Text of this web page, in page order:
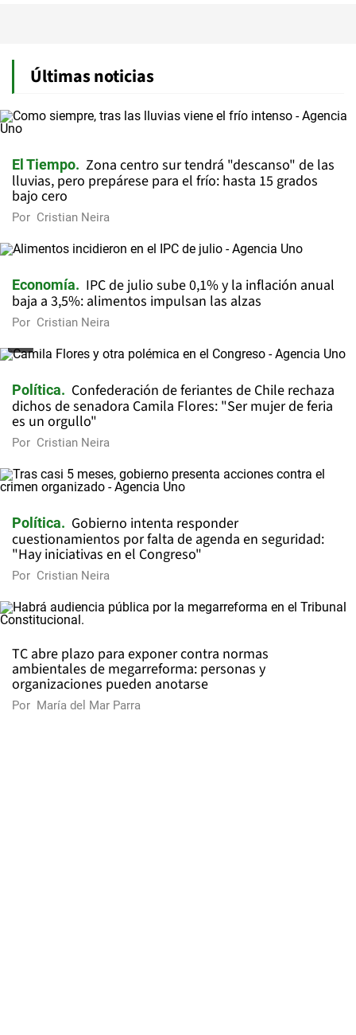
Últimas noticias
El Tiempo
Zona centro sur tendrá "descanso" de las
lluvias, pero prepárese para el frío: hasta 15 grados
bajo cero
Por Cristian Neira
Economía
IPC de julio sube 0,1% y la inflación anual
baja a 3,5%: alimentos impulsan las alzas
Por Cristian Neira
Política
Confederación de feriantes de Chile rechaza
dichos de senadora Camila Flores: "Ser mujer de feria
es un orgullo"
Por Cristian Neira
Política
Gobierno intenta responder
cuestionamientos por falta de agenda en seguridad:
"Hay iniciativas en el Congreso"
Por Cristian Neira
TC abre plazo para exponer contra normas
ambientales de megarreforma: personas y
organizaciones pueden anotarse
Por María del Mar Parra